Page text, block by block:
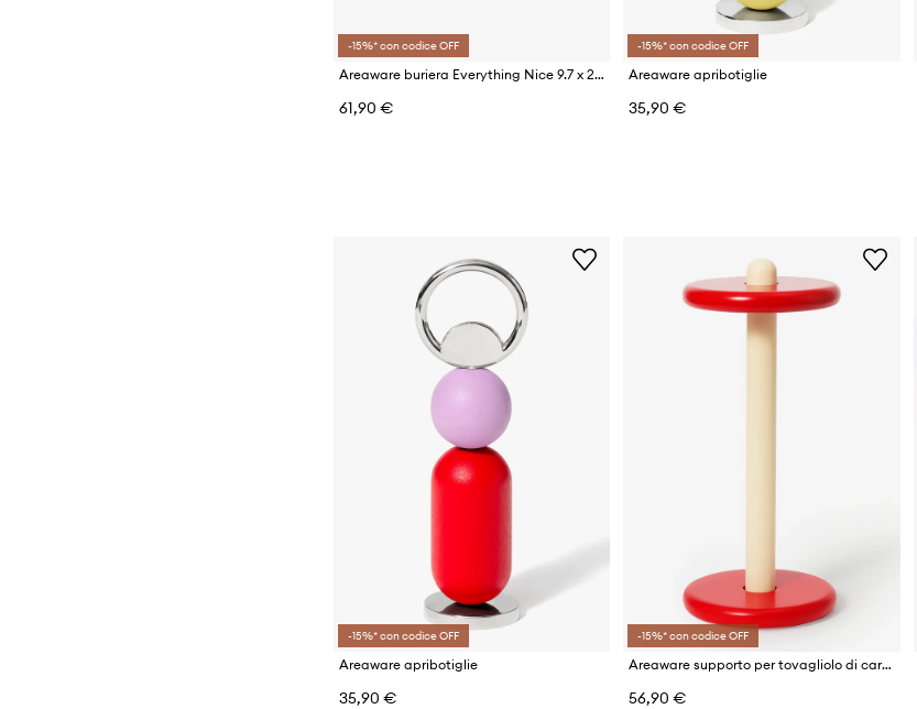
-15%* con codice OFF
Areaware buriera Everything Nice 9.7 x 20.3. 5.6 cm
61,90 €
-15%* con codice OFF
Areaware apribotiglie
35,90 €
-15%* con codice OFF
Areaware apribotiglie
35,90 €
-15%* con codice OFF
Areaware supporto per tovagliolo di carta
56,90 €